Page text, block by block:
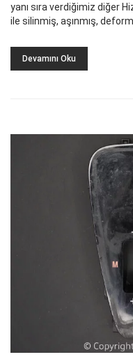
yanı sıra verdiğimiz diğer
ile silinmiş, aşınmış,
Devamını Oku